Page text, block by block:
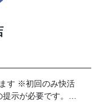
す ※初回のみ快活
示が必要です。